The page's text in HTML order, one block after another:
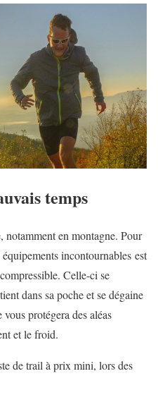
temps
notamment en montagne. Pour
incontournables est
Celle-ci se
dans sa poche et se dégaine
protégera des aléas
et le froid.
de trail à prix mini, lors des